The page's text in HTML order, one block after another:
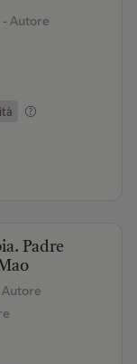
- Autore
Padre
Autore